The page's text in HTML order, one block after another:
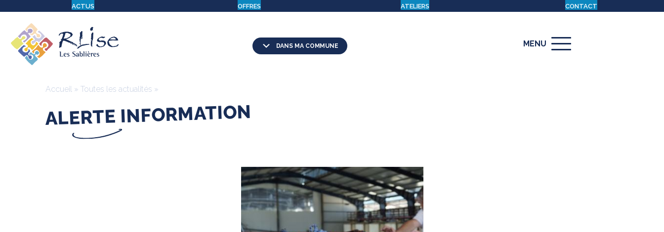
ACTUS OFFRES ATELIERS CONTACT
DANS MA COMMUNE MENU
Accueil » Toutes les actualités »
ALERTE INFORMATION